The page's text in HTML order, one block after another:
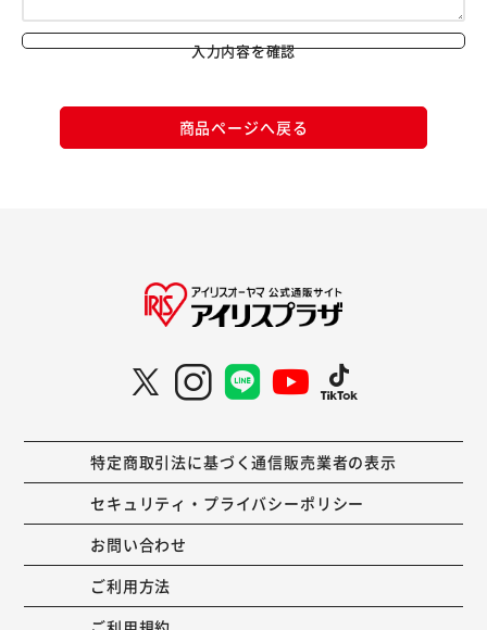
入力内容を確認
商品ページへ戻る
特定商取引法に基づく通信販売業者の表示
セキュリティ・プライバシーポリシー
お問い合わせ
ご利用方法